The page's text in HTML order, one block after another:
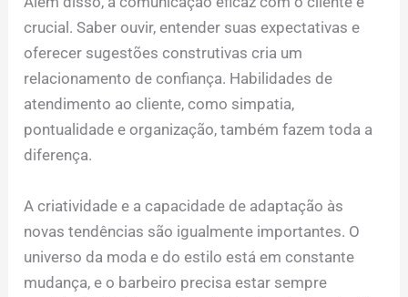
crucial. Saber ouvir, entender suas expectativas e
oferecer sugestões construtivas cria um
relacionamento de confiança. Habilidades de
atendimento ao cliente, como simpatia,
pontualidade e organização, também fazem toda a
diferença.
A criatividade e a capacidade de adaptação às
novas tendências são igualmente importantes. O
universo da moda e do estilo está em constante
mudança, e o barbeiro precisa estar sempre